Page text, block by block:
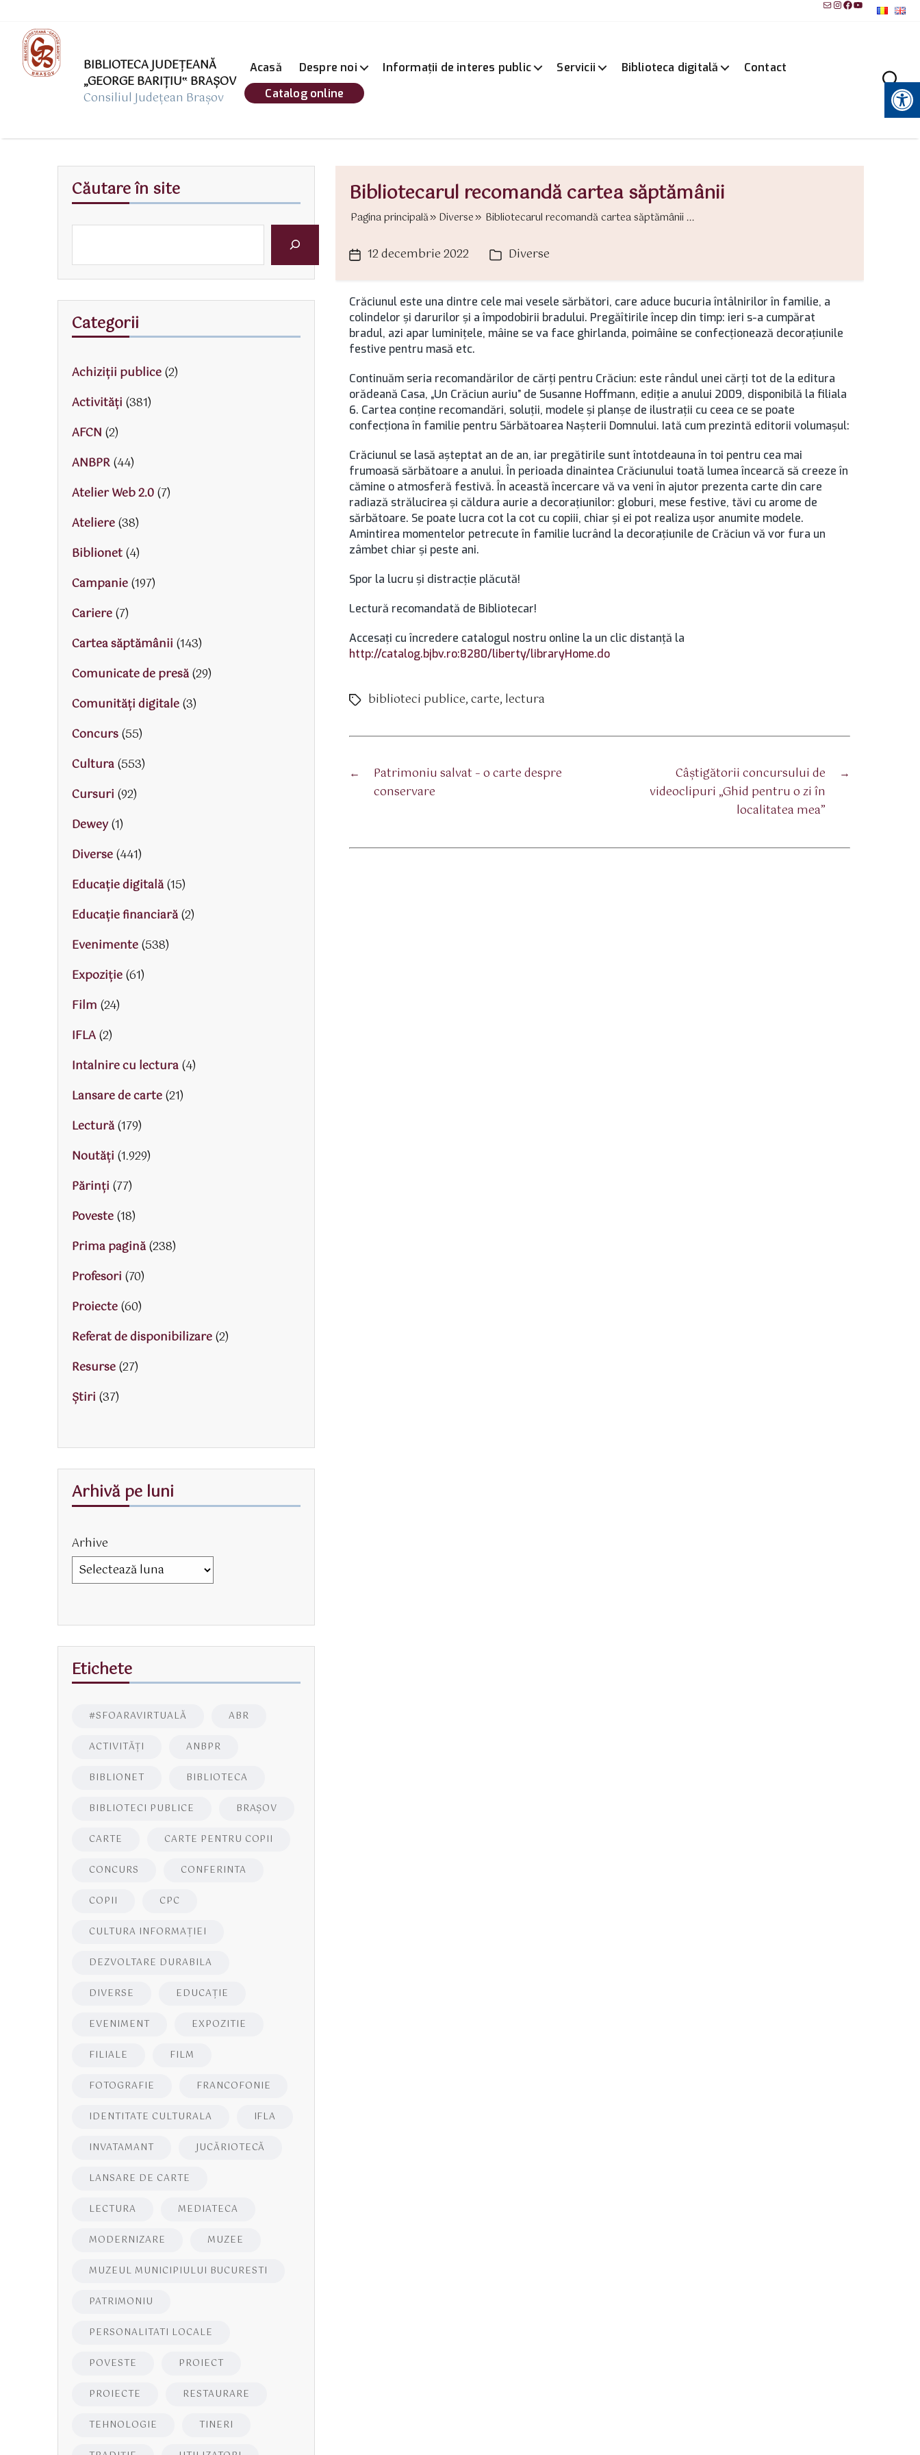
MailInstagram
Facebook
YouTube
BIBLIOTECA JUDEȚEANĂ
„GEORGE BARIŢIU‟ BRAŞOV
Consiliul Județean Brașov
Acasă Despre noi Informații de interes public Servicii Biblioteca digitală
Contact
Catalog online
Instrumente pentru accesibilitate
Bibliotecarul recomandă cartea săptămânii
Pagina principală Diverse Bibliotecarul recomandă cartea săptămânii ...
Dată12 decembrie 2022 Categorii
Diverse
Crăciunul este una dintre cele mai vesele sărbători, care aduce bucuria întâlnirilor în familie, a
colindelor şi darurilor şi a împodobirii bradului. Pregăîtirile încep din timp: ieri s-a cumpărat
bradul, azi apar luminiţele, mâine se va face ghirlanda, poimâine se confecţionează decoraţiunile
festive pentru masă etc.
Continuăm seria recomandărilor de cărţi pentru Crăciun: este rândul unei cărţi tot de la editura
orădeană Casa, „Un Crăciun auriu” de Susanne Hoffmann, ediţie a anului 2009, disponibilă la filiala
6. Cartea conţine recomandări, soluţii, modele şi planşe de ilustraţii cu ceea ce se poate
confecţiona în familie pentru Sărbătoarea Naşterii Domnului. Iată cum prezintă editorii volumaşul:
Crăciunul se lasă aşteptat an de an, iar pregătirile sunt întotdeauna în toi pentru cea mai
frumoasă sărbătoare a anului. În perioada dinaintea Crăciunului toată lumea încearcă să creeze în
cămine o atmosferă festivă. În această încercare vă va veni în ajutor prezenta carte din care
radiază strălucirea şi căldura aurie a decoraţiunilor: globuri, mese festive, tăvi cu arome de
sărbătoare. Se poate lucra cot la cot cu copiii, chiar şi ei pot realiza uşor anumite modele.
Amintirea momentelor petrecute în familie lucrând la decoraţiunile de Crăciun vă vor fura un
zâmbet chiar şi peste ani.
Spor la lucru şi distracţie plăcută!
Lectură recomandată de Bibliotecar!
Accesaţi cu încredere catalogul nostru online la un clic distanţă la
http://catalog.bjbv.ro:8280/liberty/libraryHome.do
Etichete
biblioteci publice,carte, lectura
←
Patrimoniu salvat – o carte despre
conservare
→
Câștigătorii concursului de
videoclipuri „Ghid pentru o zi în
localitatea mea”
Căutare în site
Categorii
Achiziții publice(2)
Activităţi (381)
AFCN (2)
ANBPR(44)
Atelier Web 2.0(7)
Ateliere(38)
Biblionet(4)
Campanie(197)
Cariere(7)
Cartea săptămânii (143)
Comunicate de presă(29)
Comunități digitale(3)
Concurs(55)
Cultura(553)
Cursuri (92)
Dewey(1)
Diverse(441)
Educaţie digitală(15)
Educaţie financiară(2)
Evenimente(538)
Expoziție(61)
Film (24)
IFLA(2)
Intalnire cu lectura(4)
Lansare de carte(21)
Lectură(179)
Noutăți (1.929)
Părinţi (77)
Poveste(18)
Prima pagină(238)
Profesori (70)
Proiecte(60)
Referat de disponibilizare(2)
Resurse(27)
Știri (37)
Arhivă pe luni
Arhive
Etichete
#SFOARAVIRTUALĂ ABR
ACTIVITĂŢI ANBPR
BIBLIONET BIBLIOTECA
BIBLIOTECI PUBLICE BRAŞOV
CARTE CARTE PENTRU COPII
CONCURS CONFERINTA
COPII CPC
CULTURA INFORMAŢIEI
DEZVOLTARE DURABILA
DIVERSE EDUCAŢIE
EVENIMENT EXPOZITIE
FILIALE FILM
FOTOGRAFIE FRANCOFONIE
IDENTITATE CULTURALA IFLA
INVATAMANT JUCĂRIOTECĂ
LANSARE DE CARTE
LECTURA MEDIATECA
MODERNIZARE MUZEE
MUZEUL MUNICIPIULUI BUCURESTI
PATRIMONIU
PERSONALITATI LOCALE
POVESTE PROIECT
PROIECTE RESTAURARE
TEHNOLOGIE TINERI